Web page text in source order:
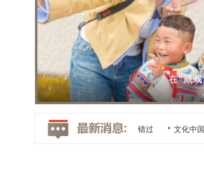
博物馆之
常见的立秋时节养生佳品别错过 文化中国行丨“声动